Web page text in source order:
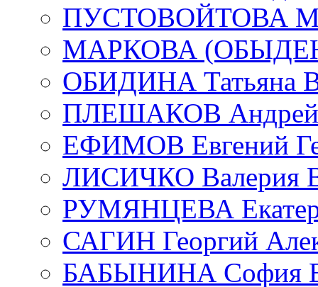
ПУСТОВОЙТОВА
МАРКОВА
ОБИДИНА Татьяна
ПЛЕШАКОВ Андрей
ЕФИМОВ Евгений
ЛИСИЧКО Валерия
РУМЯНЦЕВА
САГИН Георгий
БАБЫНИНА София